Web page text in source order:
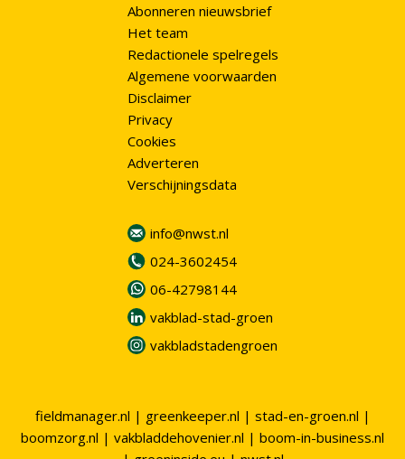
Abonneren nieuwsbrief
Het team
Redactionele spelregels
Algemene voorwaarden
Disclaimer
Privacy
Cookies
Adverteren
Verschijningsdata
info@nwst.nl
024-3602454
06-42798144
vakblad-stad-groen
vakbladstadengroen
fieldmanager.nl | greenkeeper.nl | stad-en-groen.nl |
boomzorg.nl | vakbladdehovenier.nl | boom-in-business.nl